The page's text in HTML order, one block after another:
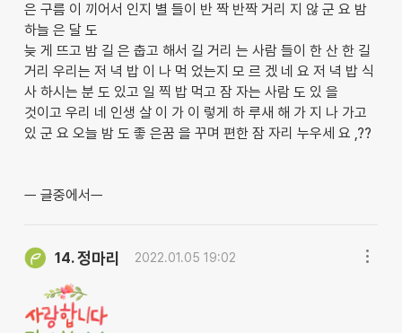
은 구름 이 끼어서 인지 별 들이 반 짝 반짝 거리 지 않 군 요 밤
하늘 은 달 도
늦 게 뜨고 밤 길 은 춥고 해서 길 거리 는 사람 들이 한 산 한 길
거리 우리는 저 녁 밥 이 나 먹 었는지 모 르 겠 네 요 저 녁 밥 식
사 하시는 분 도 있고 일 찍 밥 먹고 잠 자는 사람 도 있 을
것이고 우리 네 인생 살 이 가 이 렇게 하 루새 해 가 지 나 가고
있 군 요 오늘 밤 도 좋 은꿈 을 꾸며 편한 잠 자리 누우세 요 ,??
ㅡ 글중에서ㅡ
14.정마리 2022.01.05 19:02